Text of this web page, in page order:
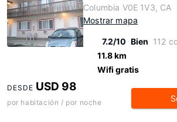
Columbia V0E 1V3, CA
Mostrar mapa
7.2/10 Bien 112
11.8 km
Wifi gratis
DESDE USD 98
por habitación / por noche